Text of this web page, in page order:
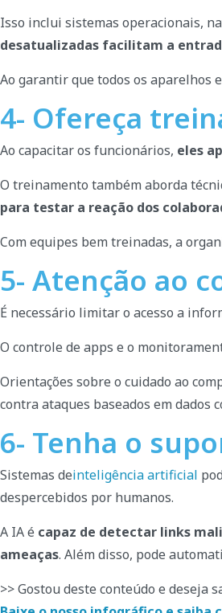
Isso inclui sistemas operacionais,
desatualizadas facilitam a
Ao garantir que todos os aparelhos
4- Ofereça
Ao capacitar os funcionários, eles
O treinamento também aborda
para testar a reação dos
Com equipes bem treinadas, a
5- Atenção ao
É necessário limitar o acesso a
O controle de apps e o
Orientações sobre o cuidado ao
contra ataques baseados em dados
6- Tenha o
Sistemas deinteligência artificial
despercebidos por humanos.
A IA é capaz de detectar links
ameaças. Além disso, pode
>> Gostou deste conteúdo e deseja